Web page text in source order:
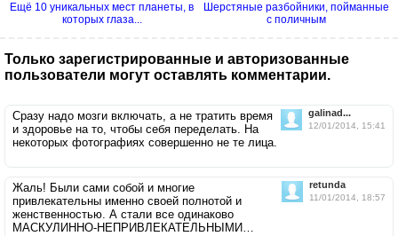
Ещё 10 уникальных мест планеты, в
которых глаза...
Шерстяные разбойники, пойманные
с поличным
Только зарегистрированные и авторизованные
пользователи могут оставлять комментарии.
galinad...
12/01/2014, 15:41
Сразу надо мозги включать, а не тратить время
и здоровье на то, чтобы себя переделать. На
некоторых фотографиях совершенно не те лица.
retunda
11/01/2014, 18:57
Жаль! Были сами собой и многие
привлекательны именно своей полнотой и
женственностью. А стали все одинаково
МАСКУЛИННО-НЕПРИВЛЕКАТЕЛЬНЫМИ…